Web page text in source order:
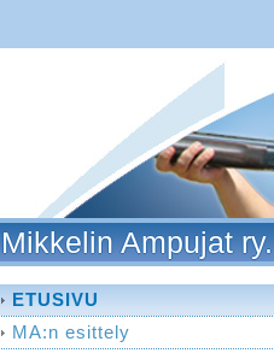
Mikkelin Ampujat ry.
ETUSIVU
MA:n esittely